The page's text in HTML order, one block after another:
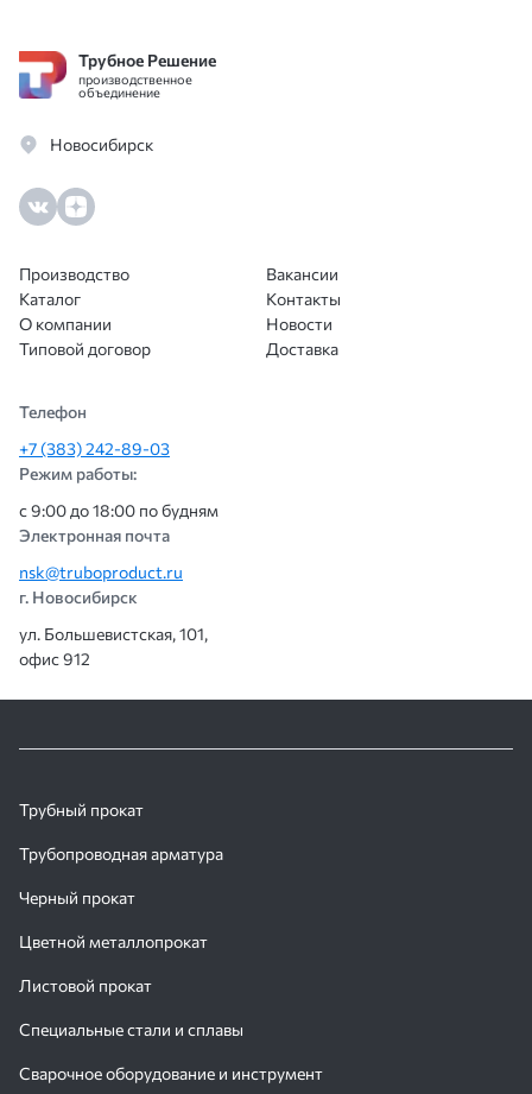
Трубное Решение
производственное
объединение
Новосибирск
Производство
Каталог
О компании
Типовой договор
Вакансии
Контакты
Новости
Доставка
Телефон
+7 (383) 242-89-03
Режим работы:
с 9:00 до 18:00 по будням
Электронная почта
nsk@truboproduct.ru
г. Новосибирск
ул. Большевистская, 101,
офис 912
Трубный прокат
Трубопроводная арматура
Черный прокат
Цветной металлопрокат
Листовой прокат
Специальные стали и сплавы
Сварочное оборудование и инструмент